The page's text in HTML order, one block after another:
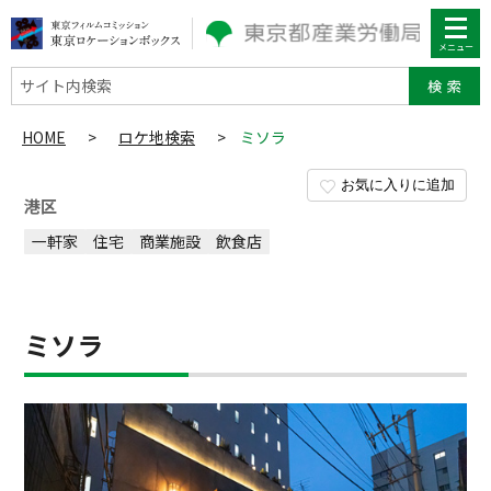
サイト内検索
HOME > ロケ地検索 > ミソラ
お気に入りに追加
港区
一軒家 住宅 商業施設 飲食店
ミソラ